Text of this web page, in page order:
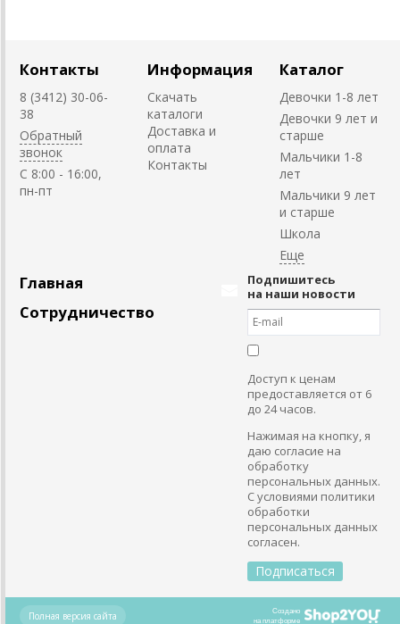
Контакты
8 (3412) 30-06-
38
Обратный
звонок
C 8:00 - 16:00,
пн-пт
Информация
Скачать
каталоги
Доставка и
оплата
Контакты
Каталог
Девочки 1-8 лет
Девочки 9 лет и
старше
Мальчики 1-8
лет
Мальчики 9 лет
и старше
Школа
Главная
Сотрудничество
Подпишитесь
на наши новости
Доступ к ценам
предоставляется от 6
до 24 часов.
Нажимая на кнопку, я
даю согласие на
обработку
персональных данных.
С условиями политики
обработки
персональных данных
согласен.
Создано
на платформе
Полная версия сайта